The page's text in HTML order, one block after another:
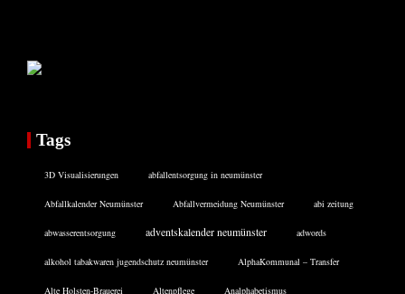
Tags
3D Visualisierungen abfallentsorgung in neumünster
Abfallkalender Neumünster Abfallvermeidung Neumünster abi zeitung
abwasserentsorgung adventskalender neumünster adwords
alkohol tabakwaren jugendschutz neumünster AlphaKommunal – Transfer
Alte Holsten-Brauerei Altenpflege Analphabetismus